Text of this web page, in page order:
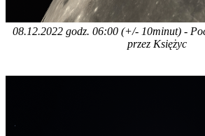
08.12.2022 godz. 06:00 (+/- 10minut) -
przez Księżyc